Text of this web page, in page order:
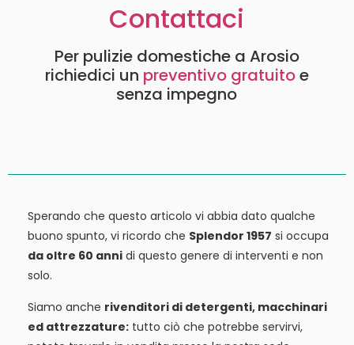
Contattaci
Per pulizie domestiche a Arosio
richiedici un preventivo gratuitoe
senza impegno
Sperando che questo articolo vi abbia dato qualche
buono spunto, vi ricordo che Splendor 1957 si occupa
da oltre 60 anni di questo genere di interventi e non
solo.
Siamo anche rivenditori di detergenti, macchinari
ed attrezzature: tutto ciò che potrebbe servirvi,